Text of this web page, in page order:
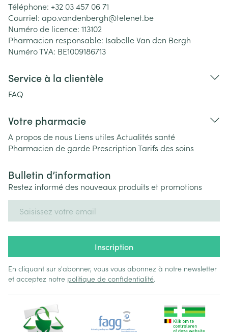
Téléphone: +32 03 457 06 71
Courriel: apo.vandenbergh@telenet.be
Numéro de licence: 113102
Pharmacien responsable: Isabelle Van den Bergh
Numéro TVA: BE1009186713
Service à la clientèle
FAQ
Votre pharmacie
A propos de nous Liens utiles Actualités santé
Pharmacien de garde PrescriptionTarifs des soins
Bulletin d’information
Restez informé des nouveaux produits et promotions
Inscription
En cliquant sur s'abonner, vous vous abonnez à notre newsletter
et acceptez notre politique de confidentialité.